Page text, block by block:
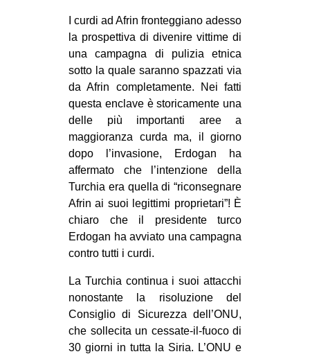
I curdi ad Afrin fronteggiano adesso
la prospettiva di divenire vittime di
una campagna di pulizia etnica
sotto la quale saranno spazzati via
da Afrin completamente. Nei fatti
questa enclave è storicamente una
delle più importanti aree a
maggioranza curda ma, il giorno
dopo l’invasione, Erdogan ha
affermato che l’intenzione della
Turchia era quella di “riconsegnare
Afrin ai suoi legittimi proprietari”! È
chiaro che il presidente turco
Erdogan ha avviato una campagna
contro tutti i curdi.
La Turchia continua i suoi attacchi
nonostante la risoluzione del
Consiglio di Sicurezza dell’ONU,
che sollecita un cessate-il-fuoco di
30 giorni in tutta la Siria. L’ONU e